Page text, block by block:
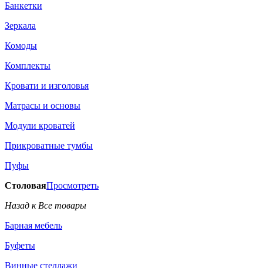
Банкетки
Зеркала
Комоды
Комплекты
Кровати и изголовья
Матрасы и основы
Модули кроватей
Прикроватные тумбы
Пуфы
СтоловаяПросмотреть
Назад к Все товары
Барная мебель
Буфеты
Винные стеллажи